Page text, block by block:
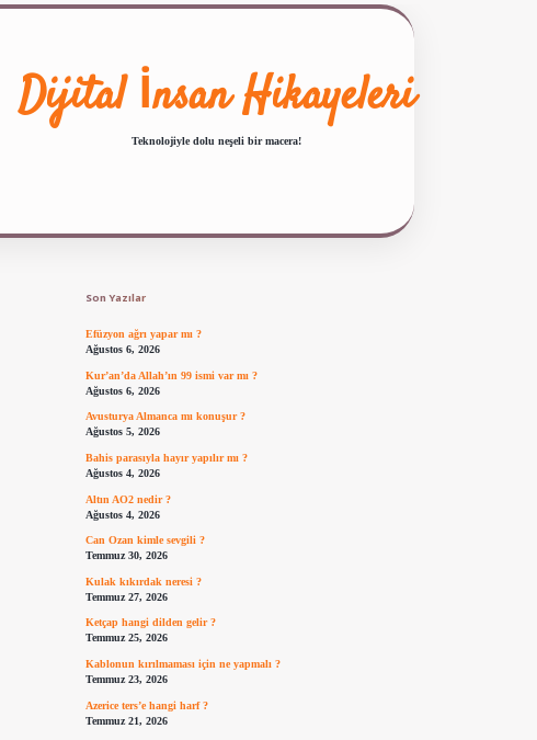
Dijital İnsan Hikayeleri
Teknolojiyle dolu neşeli bir macera!
Son Yazılar
Efüzyon ağrı yapar mı ?
Ağustos 6, 2026
Kur’an’da Allah’ın 99 ismi var mı ?
Ağustos 6, 2026
Avusturya Almanca mı konuşur ?
Ağustos 5, 2026
Bahis parasıyla hayır yapılır mı ?
Ağustos 4, 2026
Altın AO2 nedir ?
Ağustos 4, 2026
Can Ozan kimle sevgili ?
Temmuz 30, 2026
Kulak kıkırdak neresi ?
Temmuz 27, 2026
Ketçap hangi dilden gelir ?
Temmuz 25, 2026
Kablonun kırılmaması için ne yapmalı ?
Temmuz 23, 2026
Azerice ters’e hangi harf ?
Temmuz 21, 2026